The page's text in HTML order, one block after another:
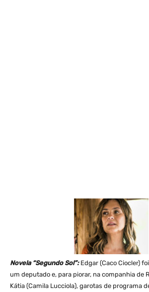
Novela “Segundo Sol”:Edgar (Caco Ciocler)
um deputado e, para piorar, na companhia de
Kátia (Camila Lucciola), garotas de programa